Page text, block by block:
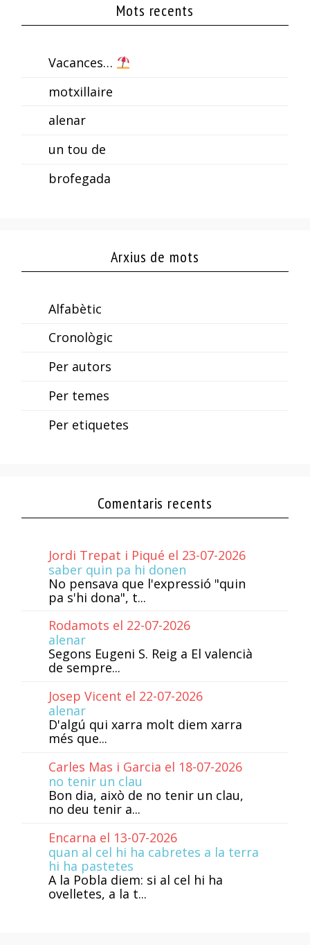
Mots recents
Vacances…
motxillaire
alenar
un tou de
brofegada
Arxius de mots
Alfabètic
Cronològic
Per autors
Per temes
Per etiquetes
Comentaris recents
Jordi Trepat i Piqué el 23-07-2026
saber quin pa hi donen
No pensava que l'expressió "quin
pa s'hi dona", t...
Rodamots el 22-07-2026
alenar
Segons Eugeni S. Reig a El valencià
de sempre...
Josep Vicent el 22-07-2026
alenar
D'algú qui xarra molt diem xarra
més que...
Carles Mas i Garcia el 18-07-2026
no tenir un clau
Bon dia, això de no tenir un clau,
no deu tenir a...
Encarna el 13-07-2026
quan al cel hi ha cabretes a la terra
hi ha pastetes
A la Pobla diem: si al cel hi ha
ovelletes, a la t...